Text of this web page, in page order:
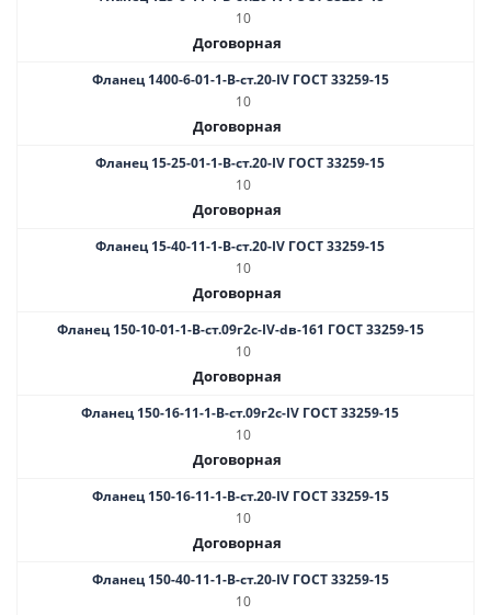
10
Договорная
Фланец 1400-6-01-1-B-ст.20-IV ГОСТ 33259-15
10
Договорная
Фланец 15-25-01-1-B-ст.20-IV ГОСТ 33259-15
10
Договорная
Фланец 15-40-11-1-B-ст.20-IV ГОСТ 33259-15
10
Договорная
Фланец 150-10-01-1-B-ст.09г2с-IV-dв-161 ГОСТ 33259-15
10
Договорная
Фланец 150-16-11-1-B-ст.09г2с-IV ГОСТ 33259-15
10
Договорная
Фланец 150-16-11-1-B-ст.20-IV ГОСТ 33259-15
10
Договорная
Фланец 150-40-11-1-B-ст.20-IV ГОСТ 33259-15
10